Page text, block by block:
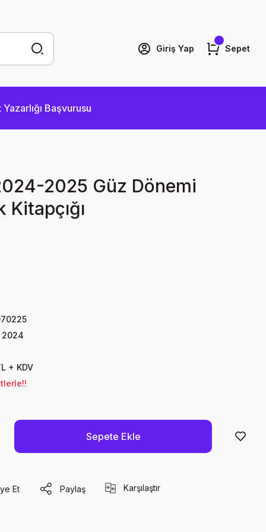
Giriş Yap Sepet
Yazarlığı Başvurusu
2025 Güz Dönemi
2024
+ KDV
Sepete Ekle
Et Paylaş Karşılaştır